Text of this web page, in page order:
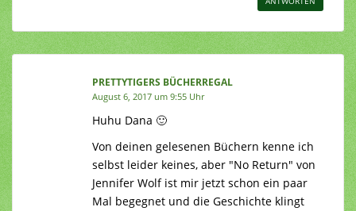
PRETTYTIGERS BÜCHERREGAL
August 6, 2017 um 9:55 Uhr
Huhu Dana 🙂
Von deinen gelesenen Büchern kenne ich
selbst leider keines, aber "No Return" von
Jennifer Wolf ist mir jetzt schon ein paar
Mal begegnet und die Geschichte klingt